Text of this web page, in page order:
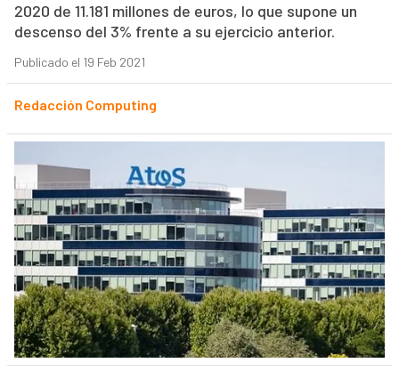
2020 de 11.181 millones de euros, lo que supone un
descenso del 3% frente a su ejercicio anterior.
Publicado el 19 Feb 2021
Redacción Computing